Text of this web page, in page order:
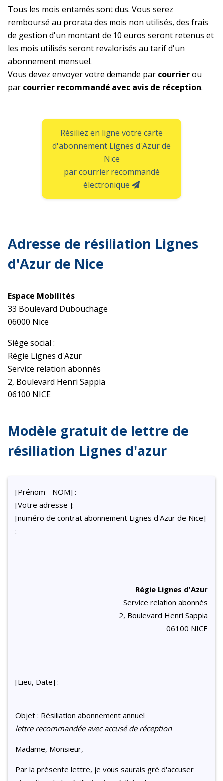
Tous les mois entamés sont dus. Vous serez
remboursé au prorata des mois non utilisés, des frais
de gestion d'un montant de 10 euros seront retenus et
les mois utilisés seront revalorisés au tarif d'un
abonnement mensuel.
Vous devez envoyer votre demande par courrierou
par courrier recommandé avec avis de réception.
Résiliez en ligne votre carte
d'abonnement Lignes d'Azur de
Nice
par courrier recommandé
électronique
Adresse de résiliation Lignes
d'Azur de Nice
Espace Mobilités
33 Boulevard Dubouchage
06000 Nice
Siège social :
Régie Lignes d'Azur
Service relation abonnés
2, Boulevard Henri Sappia
06100 NICE
Modèle gratuit de lettre de
résiliation Lignes d'azur
[Prénom - NOM] :
[Votre adresse ]:
[numéro de contrat abonnement Lignes d'Azur de Nice]
:
Régie Lignes d'Azur
Service relation abonnés
2, Boulevard Henri Sappia
06100 NICE
[Lieu, Date] :
Objet : Résiliation abonnement annuel
lettre recommandée avec accusé de réception
Madame, Monsieur,
Par la présente lettre, je vous saurais gré d'accuser